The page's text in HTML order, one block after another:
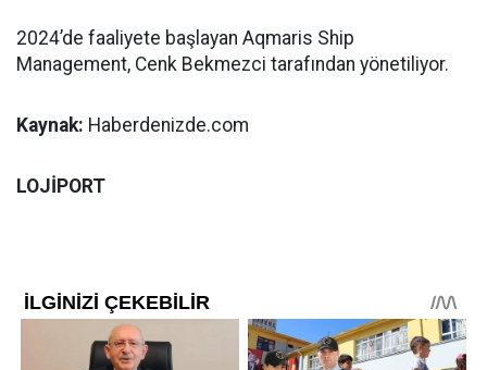
2024’de faaliyete başlayan Aqmaris Ship
Management, Cenk Bekmezci tarafından yönetiliyor.
Kaynak: Haberdenizde.com
LOJİPORT